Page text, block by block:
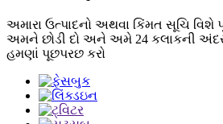
અમારા ઉત્પાદનો અથવા કિંમત સૂચિ વિશે
અમને છોડી દો અને અમે 24 કલાકની અંદર
હમણાં પૂછપરછ કરો